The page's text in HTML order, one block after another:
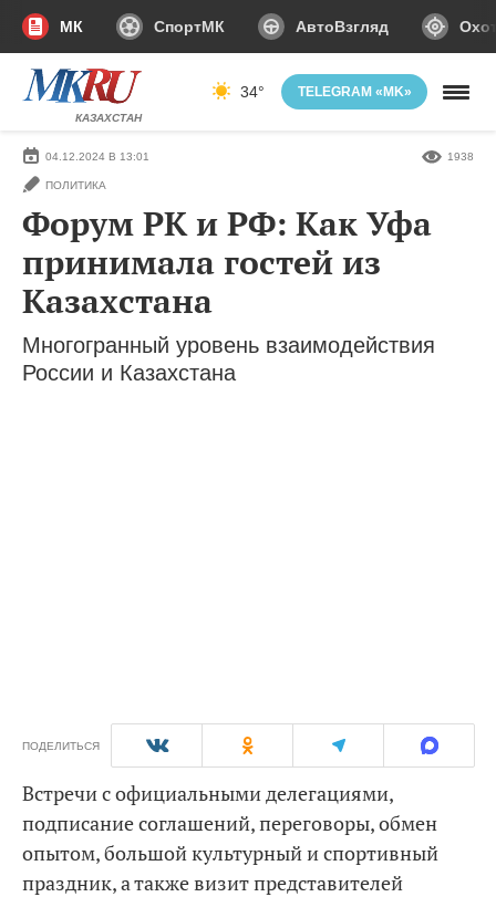
МК СпортМК АвтоВзгляд
КАЗАХСТАН
34° TELEGRAM «MK»
04.12.2024 В 13:01
ПОЛИТИКА
1938
Форум РК и РФ: Как Уфа
принимала гостей из
Казахстана
Многогранный уровень взаимодействия
России и Казахстана
ПОДЕЛИТЬСЯ
Встречи с официальными делегациями,
подписание соглашений, переговоры, обмен
опытом, большой культурный и спортивный
праздник, а также визит представителей